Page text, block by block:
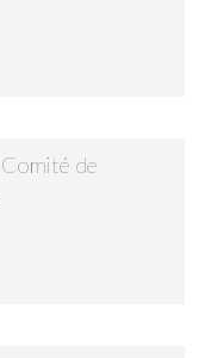
de